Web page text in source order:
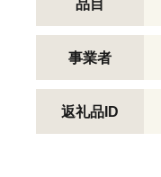
品目
事業者
返礼品ID